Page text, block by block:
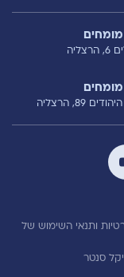
89, הרצליה
ותנאי השימוש של
סנטר